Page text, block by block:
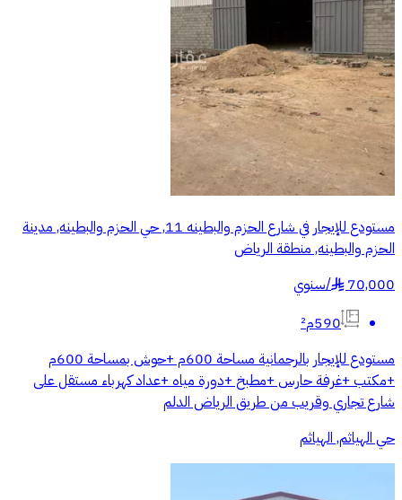
مستودع للإيجار في شارع الحزم والبطينه 11, حي الحزم والبطينه, مدينة
الحزم والبطينه, منطقة الرياض
70,000
§
/سنوي
590م²
مستودع للإيجار بالرحمانية مساحة 600م +حوش بمساحة 600م
+مكتب +غرفة حارس +مطبخ +دورة مياه +عداد كهرباء مستقل على
شارع تجاري وقريب من طريق الرياض الدلم
حي الهياثم, الهياثم